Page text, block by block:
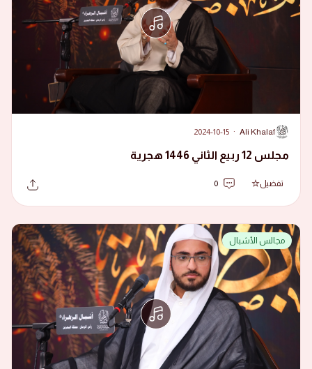
A
Ali Khalaf
·
2024-10-15
مجلس 12 ربيع الثاني 1446 هجرية
تفضيل 0
مجالس الأشبال